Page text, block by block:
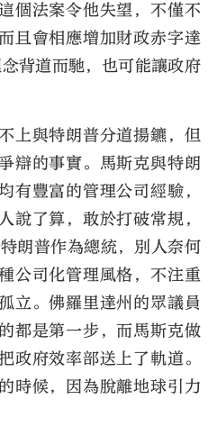
個法案令他失望，不僅不
且會相應增加財政赤字達
背道而馳，也可能讓政府
上與特朗普分道揚鑣，但
辯的事實。馬斯克與特朗
有豐富的管理公司經驗，
說了算，敢於打破常規，
朗普作為總統，別人奈何
公司化管理風格，不注重
立。佛羅里達州的眾議員
都是第一步，而馬斯克做
政府效率部送上了軌道。
時候，因為脫離地球引力